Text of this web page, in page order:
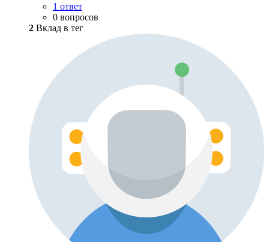
1 ответ
0 вопросов
2 Вклад в тег